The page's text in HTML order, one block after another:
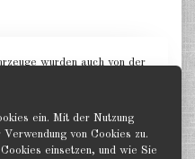
ein. Mit der Nutzung
von Cookies zu.
einsetzen, und wie Sie
wurden auch von der